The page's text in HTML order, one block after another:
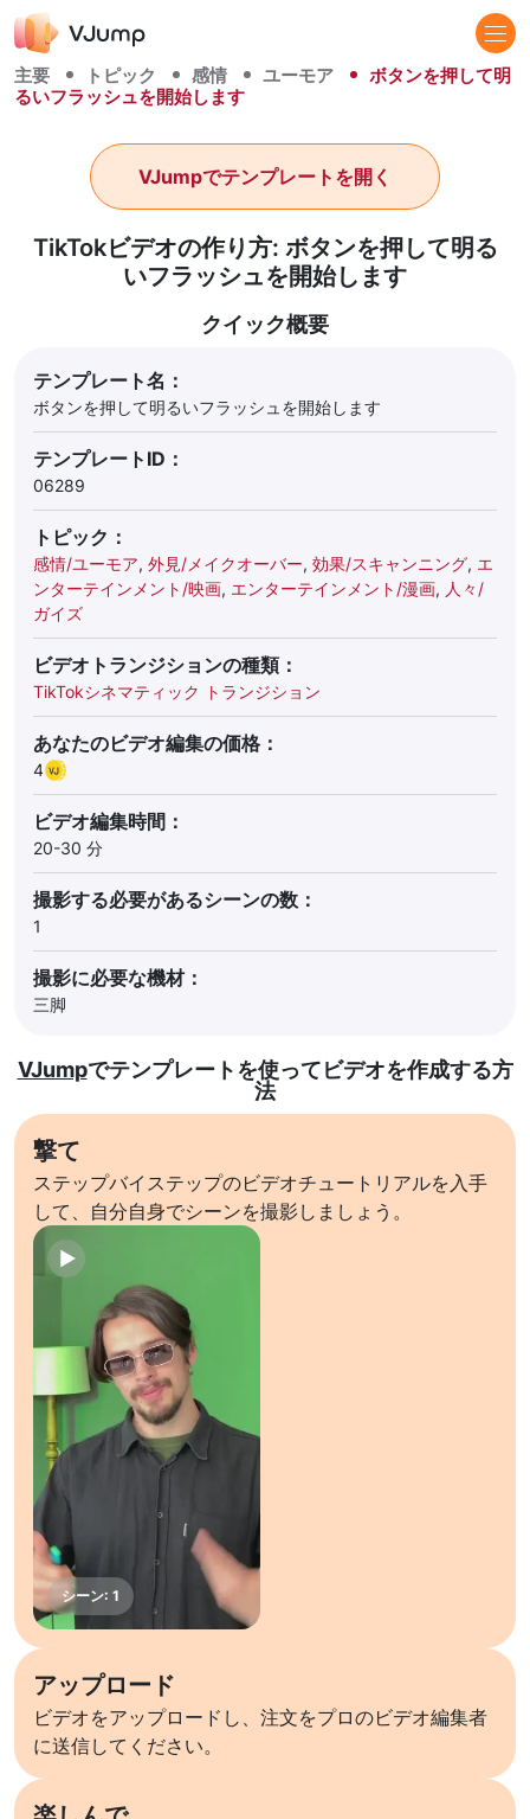
主要 トピック 感情 ユーモア
ボタンを押して明
るいフラッシュを開始します
TikTokビデオの作り方: ボタンを押して明る
いフラッシュを開始します
VJumpでテンプレートを開く
クイック概要
テンプレート名：
ボタンを押して明るいフラッシュを開始します
テンプレートID：
06289
トピック：
感情/ユーモア, 外見/メイクオーバー, 効果/スキャンニング, エ
ンターテインメント/映画, エンターテインメント/漫画, 人々/
ガイズ
ビデオトランジションの種類：
TikTokシネマティック トランジション
あなたのビデオ編集の価格：
4
ビデオ編集時間：
20-30 分
撮影する必要があるシーンの数：
1
撮影に必要な機材：
三脚
VJumpでテンプレートを使ってビデオを作成する方
法
撃て
ステップバイステップのビデオチュートリアルを入手
して、自分自身でシーンを撮影しましょう。
アップロード
ビデオをアップロードし、注文をプロのビデオ編集者
に送信してください。